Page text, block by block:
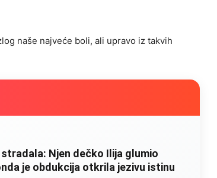
naše najveće boli, ali upravo iz takvih
Njen dečko Ilija glumio
je obdukcija otkrila jezivu istinu